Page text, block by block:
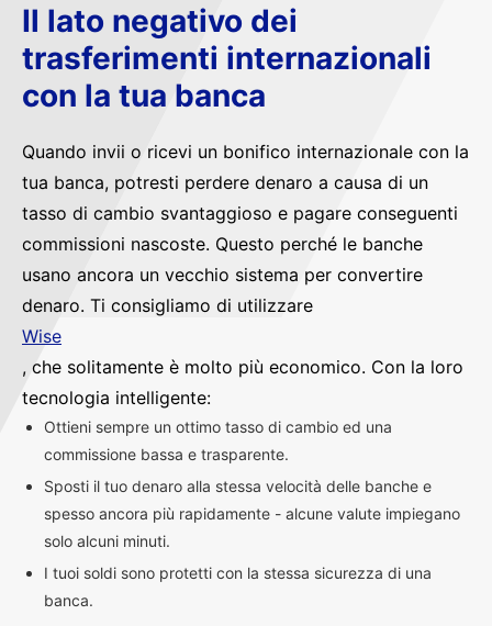
Il lato negativo dei
trasferimenti internazionali
con la tua banca
Quando invii o ricevi un bonifico internazionale con la
tua banca, potresti perdere denaro a causa di un
tasso di cambio svantaggioso e pagare conseguenti
commissioni nascoste. Questo perché le banche
usano ancora un vecchio sistema per convertire
denaro. Ti consigliamo di utilizzare
Wise
, che solitamente è molto più economico. Con la loro
tecnologia intelligente:
Ottieni sempre un ottimo tasso di cambio ed una
commissione bassa e trasparente.
Sposti il tuo denaro alla stessa velocità delle banche e
spesso ancora più rapidamente - alcune valute impiegano
solo alcuni minuti.
I tuoi soldi sono protetti con la stessa sicurezza di una
banca.